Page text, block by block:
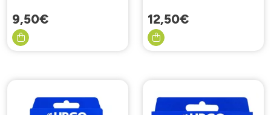
9,50€ 12,50€